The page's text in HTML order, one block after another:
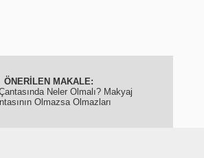
Neler Olmalı? Makyaj
Olmazsa Olmazları